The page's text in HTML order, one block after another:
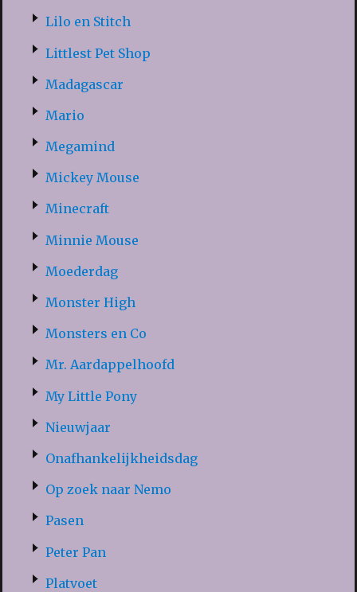
Lilo en Stitch
Littlest Pet Shop
Madagascar
Mario
Megamind
Mickey Mouse
Minecraft
Minnie Mouse
Moederdag
Monster High
Monsters en Co
Mr. Aardappelhoofd
My Little Pony
Nieuwjaar
Onafhankelijkheidsdag
Op zoek naar Nemo
Pasen
Peter Pan
Platvoet